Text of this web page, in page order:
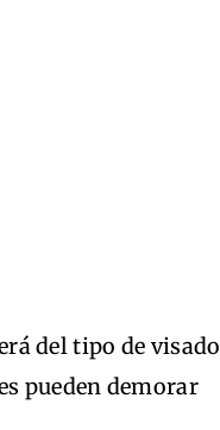
del tipo de visado
pueden demorar